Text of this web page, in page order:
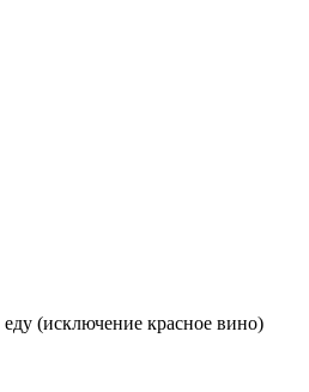
(исключение красное вино)